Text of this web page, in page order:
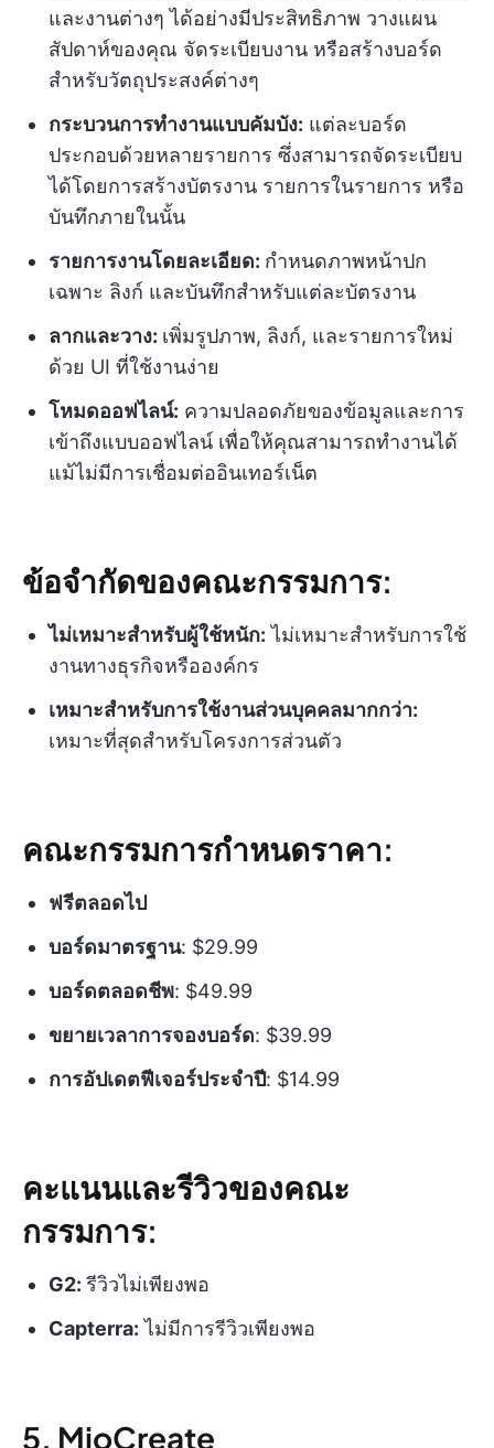
และงานต่างๆ ได้อย่างมีประสิทธิภาพ วางแผน
สัปดาห์ของคุณ จัดระเบียบงาน หรือสร้างบอร์ด
สำหรับวัตถุประสงค์ต่างๆ
กระบวนการทำงานแบบคัมบัง: แต่ละบอร์ด
ประกอบด้วยหลายรายการ ซึ่งสามารถจัดระเบียบ
ได้โดยการสร้างบัตรงาน รายการในรายการ หรือ
บันทึกภายในนั้น
รายการงานโดยละเอียด: กำหนดภาพหน้าปก
เฉพาะ ลิงก์ และบันทึกสำหรับแต่ละบัตรงาน
ลากและวาง: เพิ่มรูปภาพ, ลิงก์, และรายการใหม่
ด้วย UI ที่ใช้งานง่าย
โหมดออฟไลน์: ความปลอดภัยของข้อมูลและการ
เข้าถึงแบบออฟไลน์ เพื่อให้คุณสามารถทำงานได้
แม้ไม่มีการเชื่อมต่ออินเทอร์เน็ต
ข้อจำกัดของคณะกรรมการ:
ไม่เหมาะสำหรับผู้ใช้หนัก: ไม่เหมาะสำหรับการใช้
งานทางธุรกิจหรือองค์กร
เหมาะสำหรับการใช้งานส่วนบุคคลมากกว่า:
เหมาะที่สุดสำหรับโครงการส่วนตัว
คณะกรรมการกำหนดราคา:
ฟรีตลอดไป
บอร์ดมาตรฐาน: $29.99
บอร์ดตลอดชีพ: $49.99
ขยายเวลาการจองบอร์ด: $39.99
การอัปเดตฟีเจอร์ประจำปี: $14.99
คะแนนและรีวิวของคณะ
กรรมการ:
G2: รีวิวไม่เพียงพอ
Capterra: ไม่มีการรีวิวเพียงพอ
5. MioCreate